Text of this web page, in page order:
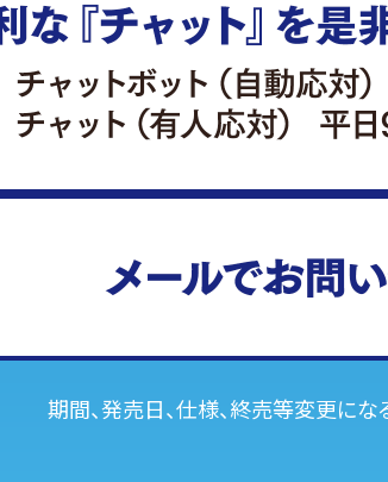
期間、発売日、仕様、終売等変更にな